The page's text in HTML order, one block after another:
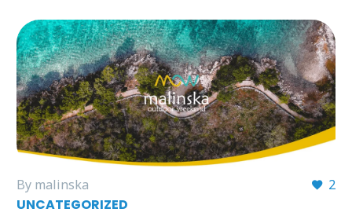
2
By malinska
UNCATEGORIZED